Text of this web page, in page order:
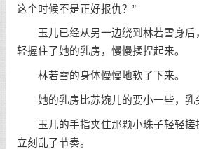
这个时候不是正好报仇？”
玉儿已经从另一边绕到林若雪身后
轻握住了她的乳房，慢慢揉捏起来。
林若雪的身体慢慢地软了下来。
她的乳房比苏婉儿的要小一些，乳
玉儿的手指夹住那颗小珠子轻轻搓
立刻乱了节奏。